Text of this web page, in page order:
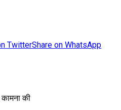
TwitterShare on WhatsApp
की